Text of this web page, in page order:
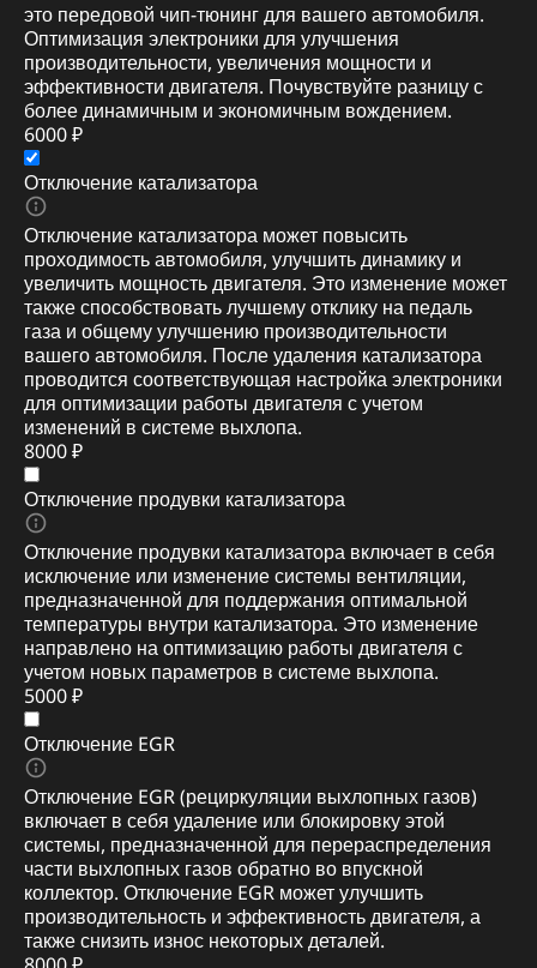
это передовой чип-тюнинг для вашего автомобиля.
Оптимизация электроники для улучшения
производительности, увеличения мощности и
эффективности двигателя. Почувствуйте разницу с
более динамичным и экономичным вождением.
6000 ₽
Отключение катализатора
Отключение катализатора может повысить
проходимость автомобиля, улучшить динамику и
увеличить мощность двигателя. Это изменение может
также способствовать лучшему отклику на педаль
газа и общему улучшению производительности
вашего автомобиля. После удаления катализатора
проводится соответствующая настройка электроники
для оптимизации работы двигателя с учетом
изменений в системе выхлопа.
8000 ₽
Отключение продувки катализатора
Отключение продувки катализатора включает в себя
исключение или изменение системы вентиляции,
предназначенной для поддержания оптимальной
температуры внутри катализатора. Это изменение
направлено на оптимизацию работы двигателя с
учетом новых параметров в системе выхлопа.
5000 ₽
Отключение EGR
Отключение EGR (рециркуляции выхлопных газов)
включает в себя удаление или блокировку этой
системы, предназначенной для перераспределения
части выхлопных газов обратно во впускной
коллектор. Отключение EGR может улучшить
производительность и эффективность двигателя, а
также снизить износ некоторых деталей.